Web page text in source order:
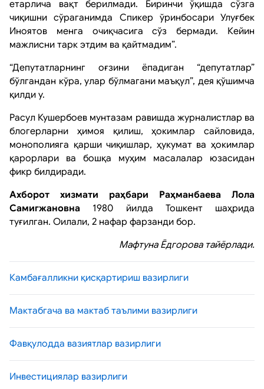
етарлича вақт берилмади. Биринчи ўқишда сўзга
чиқишни сўраганимда Спикер ўринбосари Улуғбек
Иноятов менга очиқчасига сўз бермади. Кейин
мажлисни тарк этдим ва қайтмадим”.
“Депутатларнинг оғзини ёпадиган “депутатлар”
бўлгандан кўра, улар бўлмагани маъқул”, дея қўшимча
қилди у.
Расул Кушербоев мунтазам равишда журналистлар ва
блогерларни ҳимоя қилиш, ҳокимлар сайловида,
монополияга қарши чиқишлар, ҳукумат ва ҳокимлар
қарорлари ва бошқа муҳим масалалар юзасидан
фикр билдиради.
Ахборот хизмати раҳбари Раҳманбаева Лола
Самигжановна 1980 йилда Тошкент шаҳрида
туғилган. Оилали, 2 нафар фарзанди бор.
Мафтуна Ёдгорова тайёрлади.
Камбағалликни қисқартириш вазирлиги
Мактабгача ва мактаб таълими вазирлиги
Фавқулодда вазиятлар вазирлиги
Инвестициялар вазирлиги